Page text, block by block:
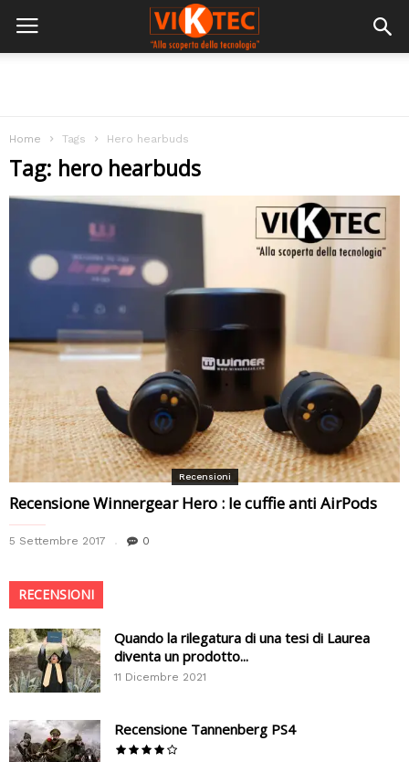
Home Tags Hero hearbuds
Tag: hero hearbuds
Recensioni
Recensione Winnergear Hero : le cuffie anti AirPods
5 Settembre 2017 0
RECENSIONI
Quando la rilegatura di una tesi di Laurea
diventa un prodotto...
11 Dicembre 2021
Recensione Tannenberg PS4